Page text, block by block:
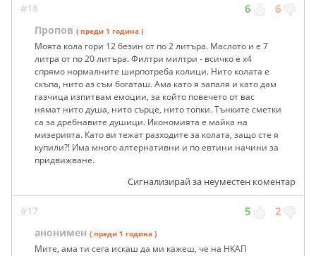
#18 6 6
Пропов ( преди 1 година )
Моята кола гори 12 безин от по 2 литъра. Маслото и е 7
литра от по 20 литъра. Филтри милтри - всичко е х4
спрямо нормалните ширпотреба колици. Нито колата е
скъпа, нито аз съм богаташ. Ама като я запаля и като дам
газчица изпитвам емоции, за който повечето от вас
нямат нито душа, нито сърце, нито топки. Тънките сметки
са за дребнавите душици. Икономията е майка на
мизерията. Като ви тежат разходите за колата, защо сте я
купили?! Има много алтернативни и по евтини начини за
придвижване.
Сигнализирай за неуместен коментар
#17 5 2
анонимен ( преди 1 година )
Мите, ама ти сега искаш да ми кажеш, че на НКАП